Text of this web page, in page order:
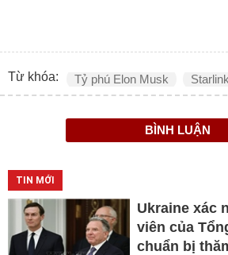
Từ khóa: Tỷ phú Elon Musk Starlink
BÌNH LUẬN
TIN MỚI
Ukraine xác
viên của
chuẩn bị